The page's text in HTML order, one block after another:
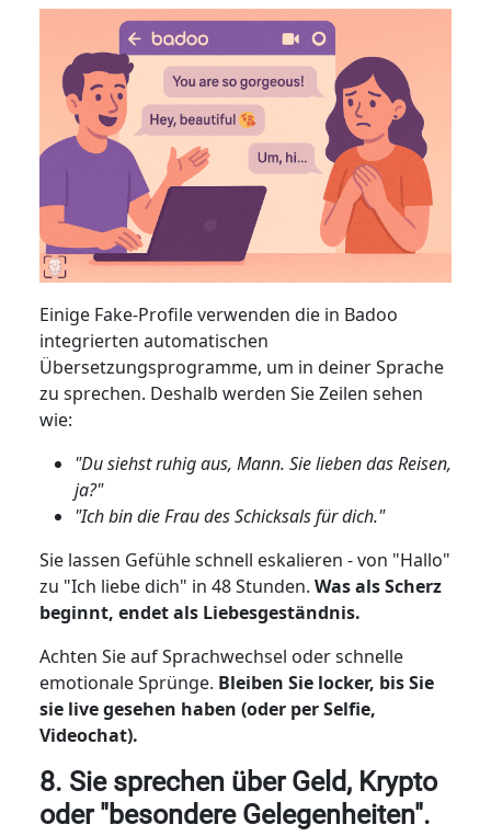
Einige Fake-Profile verwenden die in Badoo
integrierten automatischen
Übersetzungsprogramme, um in deiner Sprache
zu sprechen. Deshalb werden Sie Zeilen sehen
wie:
"Du siehst ruhig aus, Mann. Sie lieben das Reisen,
ja?"
"Ich bin die Frau des Schicksals für dich."
Sie lassen Gefühle schnell eskalieren - von "Hallo"
zu "Ich liebe dich" in 48 Stunden. Was als Scherz
beginnt, endet als Liebesgeständnis.
Achten Sie auf Sprachwechsel oder schnelle
emotionale Sprünge. Bleiben Sie locker, bis Sie
sie live gesehen haben (oder per Selfie,
Videochat).
8. Sie sprechen über Geld, Krypto
oder "besondere Gelegenheiten".